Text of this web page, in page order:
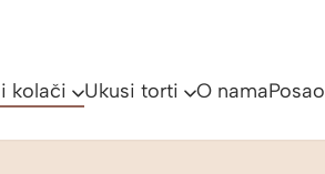
kolači Ukusi torti O namaPosao